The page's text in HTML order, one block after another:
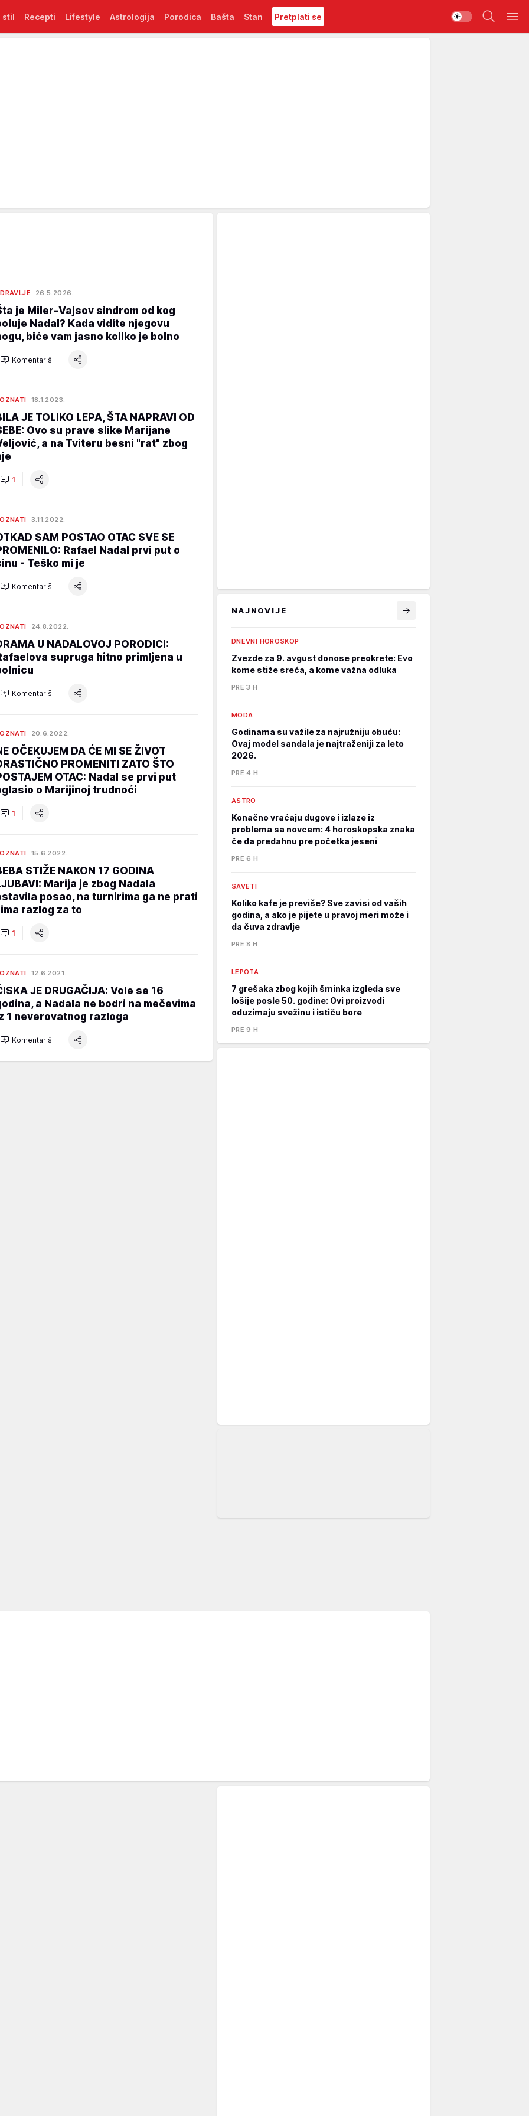
stil Recepti Lifestyle Astrologija Porodica Bašta Stan Pretplati se
26.5.2026.
je Miler-Vajsov sindrom od kog
Nadal? Kada vidite njegovu
biće vam jasno koliko je bolno
Komentariši
18.1.2023.
JE TOLIKO LEPA, ŠTA NAPRAVI OD
Ovo su prave slike Marijane
a na Tviteru besni "rat" zbog
1
3.11.2022.
SAM POSTAO OTAC SVE SE
Rafael Nadal prvi put o
- Teško mi je
Komentariši
24.8.2022.
U NADALOVOJ PORODICI:
supruga hitno primljena u
Komentariši
20.6.2022.
OČEKUJEM DA ĆE MI SE ŽIVOT
PROMENITI ZATO ŠTO
OTAC: Nadal se prvi put
o Marijinoj trudnoći
1
15.6.2022.
STIŽE NAKON 17 GODINA
Marija je zbog Nadala
posao, na turnirima ga ne prati
razlog za to
1
12.6.2021.
JE DRUGAČIJA: Vole se 16
a Nadala ne bodri na mečevima
1 neverovatnog razloga
Komentariši
NAJNOVIJE
DNEVNI HOROSKOP
Zvezde za 9. avgust donose preokrete: Evo
kome stiže sreća, a kome važna odluka
PRE 3 H
MODA
Godinama su važile za najružniju obuću:
Ovaj model sandala je najtraženiji za leto
2026.
PRE 4 H
ASTRO
Konačno vraćaju dugove i izlaze iz
problema sa novcem: 4 horoskopska znaka
če da predahnu pre početka jeseni
PRE 6 H
SAVETI
Koliko kafe je previše? Sve zavisi od vaših
godina, a ako je pijete u pravoj meri može i
da čuva zdravlje
PRE 8 H
LEPOTA
7 grešaka zbog kojih šminka izgleda sve
lošije posle 50. godine: Ovi proizvodi
oduzimaju svežinu i ističu bore
PRE 9 H